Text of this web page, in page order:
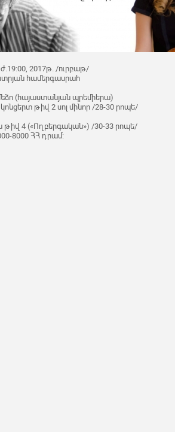
2017թ. /ուրբաթ/
համերգասրահ
(հայաստանյան պրեմիերա)
թիվ 2 սոլ մինոր /28-30 րոպե/
թիվ 4 («Ողբերգական») /30-33 րոպե/
8000 ՀՀ դրամ: